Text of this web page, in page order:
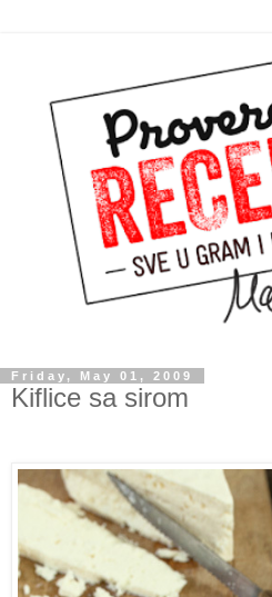
Friday, May 01, 2009
Kiflice sa sirom